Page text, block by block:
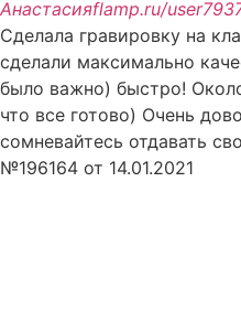
Анастасияflamp.ru/
Сделала гравировку на
сделали максимально
было важно) быстро!
что все готово) Очень
сомневайтесь отдавать
№196164 от 14.01.2021